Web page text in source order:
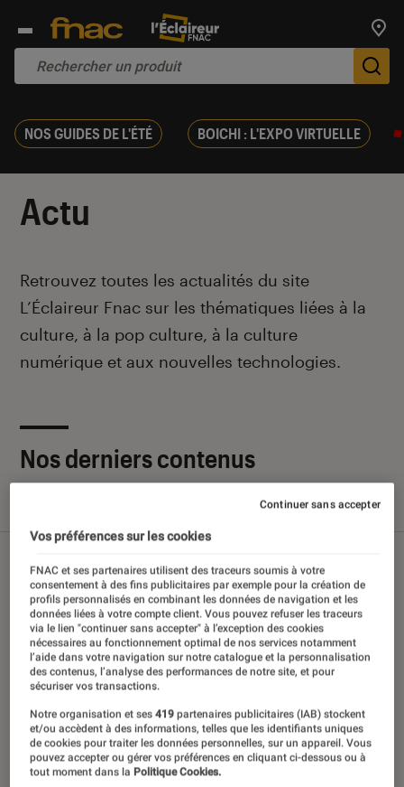
NOS GUIDES DE L'ÉTÉ BOICHI : L'EXPO VIRTUELLE
Actu
Introduction
Retrouvez toutes les actualités du site
L’Éclaireur Fnac sur les thématiques liées à la
culture, à la pop culture, à la culture
numérique et aux nouvelles technologies.
Nos derniers contenus
Sélections et guides Tests
Vos préférences sur les cookies
FNAC et ses partenaires utilisent des traceurs soumis à votre
consentement à des fins publicitaires par exemple pour la création de
profils personnalisés en combinant les données de navigation et les
données liées à votre compte client. Vous pouvez refuser les traceurs
via le lien "continuer sans accepter" à l’exception des cookies
nécessaires au fonctionnement optimal de nos services notamment
l’aide dans votre navigation sur notre catalogue et la personnalisation
des contenus, l’analyse des performances de notre site, et pour
sécuriser vos transactions.
Notre organisation et ses419 partenaires publicitaires (IAB) stockent
et/ou accèdent à des informations, telles que les identifiants uniques
de cookies pour traiter les données personnelles, sur un appareil. Vous
pouvez accepter ou gérer vos préférences en cliquant ci-dessous ou à
tout moment dans la Politique Cookies.
Continuer sans accepter